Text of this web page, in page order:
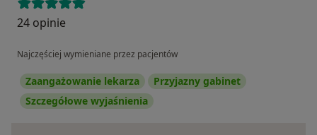
24 opinie
Najczęściej wymieniane przez pacjentów
Zaangażowanie lekarza
Przyjazny gabinet
Szczegółowe wyjaśnienia